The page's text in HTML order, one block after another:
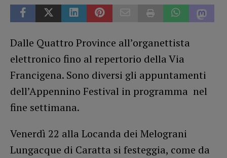
Dalle Quattro Province all’organettista
elettronico fino al repertorio della Via
Francigena. Sono diversi gli appuntamenti
dell’Appennino Festival in programma nel
fine settimana.
Venerdì 22 alla Locanda dei Melograni
Lungacque di Caratta si festeggia, come da